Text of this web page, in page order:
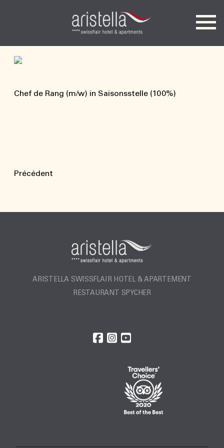
Hotel Aristella
Chef de Rang (m/w) in Saisonsstelle (100%)
Précédent
ARISTELLA SWISSFLAIR HOTEL & APARTEMENT
RESTAURANT SPYCHER